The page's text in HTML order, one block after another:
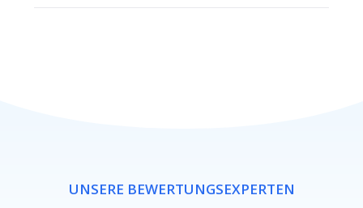
UNSERE BEWERTUNGSEXPERTEN